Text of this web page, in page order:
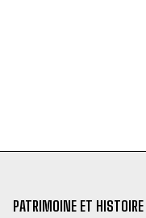
PATRIMOINE ET HISTOIRE